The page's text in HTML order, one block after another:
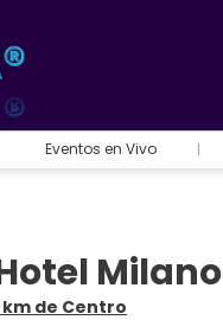
Eventos en Vivo
Milano
km de Centro